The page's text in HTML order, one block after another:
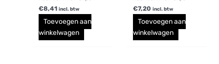
€8,41 incl. btw
Toevoegen aan
winkelwagen
€7,20 incl. btw
Toevoegen aan
winkelwagen